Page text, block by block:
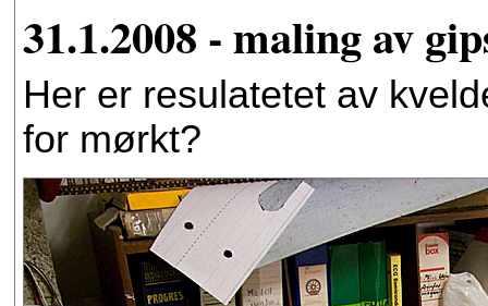
31.1.2008 - maling av
Her er resulatetet av
for mørkt?